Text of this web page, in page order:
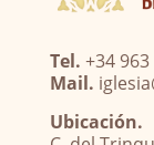
Tel. +34
Mail.
Ubicación.